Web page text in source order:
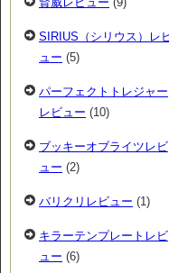
SIRIUS（シリウス）レ
ュー (5)
パーフェクトトレジャー
レビュー (10)
ブッキーオブライツレビ
ュー (2)
バリクリレビュー (1)
キラーテンプレートレビ
ュー (6)